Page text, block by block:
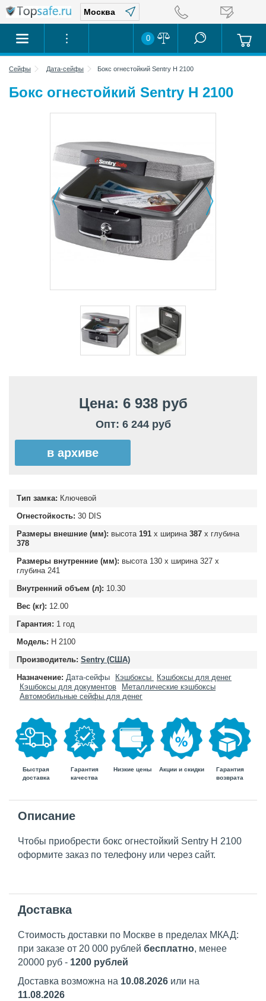
0
Сейфы Дата-сейфы Бокс огнестойкий Sentry H 2100
Бокс огнестойкий Sentry H 2100
Цена: 6 938 руб
Опт: 6 244 руб
в архиве
Тип замка: Ключевой
Огнестойкость: 30 DIS
Размеры внешние (мм): высота 191 х ширина 387 х глубина
378
Размеры внутренние (мм): высота 130 х ширина 327 х
глубина 241
Внутренний объем (л): 10.30
Вес (кг): 12.00
Гарантия: 1 год
Модель: H 2100
Производитель: Sentry (США)
Назначение: Дата-сейфы Кэшбоксы
Кэшбоксы для денег
Кэшбоксы для документов
Металлические кэшбоксы
Автомобильные сейфы для денег
Быстрая
доставка
Гарантия
качества
Низкие цены Акции и скидки
Гарантия
возврата
Описание
Чтобы приобрести бокс огнестойкий Sentry H 2100
оформите заказ по телефону или через сайт.
Доставка
Стоимость доставки по Москве в пределах МКАД:
при заказе от 20 000 рублей бесплатно, менее
20000 руб - 1200 рублей
Доставка возможна на 10.08.2026 или на
11.08.2026